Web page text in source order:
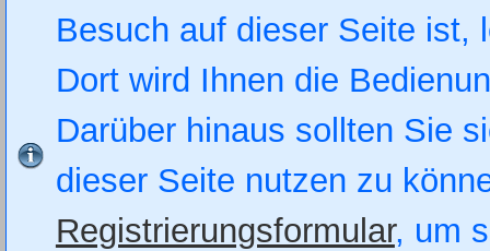
Besuch auf dieser Seite
Dort wird Ihnen die
Darüber hinaus sollten Sie
dieser Seite nutzen zu
Registrierungsformular, um